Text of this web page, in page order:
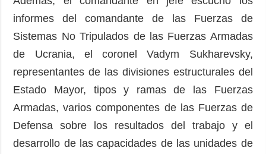
informes del comandante de las Fuerzas de
Sistemas No Tripulados de las Fuerzas Armadas
de Ucrania, el coronel Vadym Sukharevsky,
representantes de las divisiones estructurales del
Estado Mayor, tipos y ramas de las Fuerzas
Armadas, varios componentes de las Fuerzas de
Defensa sobre los resultados del trabajo y el
desarrollo de las capacidades de las unidades de